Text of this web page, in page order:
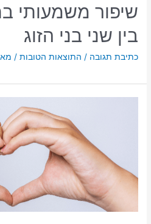
שיפור משמעותי
בין שני בני הזוג
כתיבת תגובה / התוצאות הטובות /